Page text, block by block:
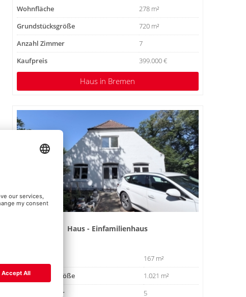
Wohnfläche
278 m²
Grundstücksgröße
720 m²
Anzahl Zimmer
7
Kaufpreis
399.000 €
Haus in Bremen
Haus - Einfamilienhaus
167 m²
Grundstücksgröße
1.021 m²
Anzahl Zimmer
5